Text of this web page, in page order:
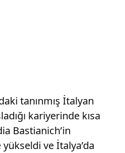
tanınmış İtalyan
kariyerinde kısa
Bastianich’in
ve İtalya’da